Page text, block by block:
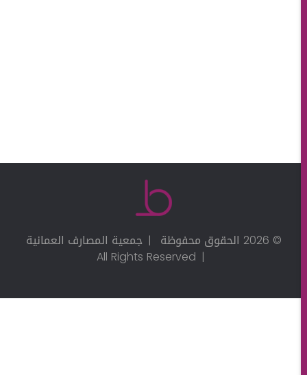
© 2026 الحقوق محفوظة جمعية المصارف العمانية
All Rights Reserved